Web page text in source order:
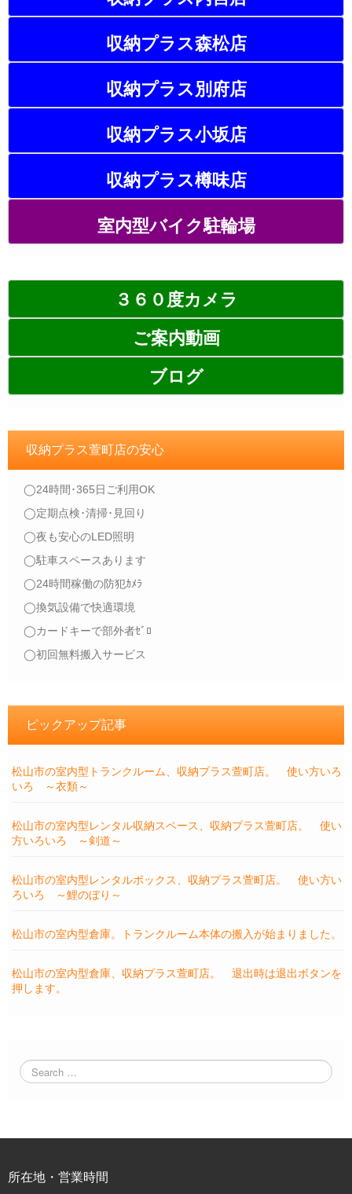
収納プラス森松店
収納プラス別府店
収納プラス小坂店
収納プラス樽味店
室内型バイク駐輪場
３６０度カメラ
ご案内動画
ブログ
収納プラス萱町店の安心
◯24時間･365日ご利用OK
◯定期点検･清掃･見回り
◯夜も安心のLED照明
◯駐車スペースあります
◯24時間稼働の防犯ｶﾒﾗ
◯換気設備で快適環境
◯カードキーで部外者ｾﾞﾛ
◯初回無料搬入サービス
ピックアップ記事
松山市の室内型トランクルーム、収納プラス萱町店。 使い方いろ
いろ ～衣類～
松山市の室内型レンタル収納スペース、収納プラス萱町店。 使い
方いろいろ ～剣道～
松山市の室内型レンタルボックス、収納プラス萱町店。 使い方い
ろいろ ～鯉のぼり～
松山市の室内型倉庫。トランクルーム本体の搬入が始まりました。
松山市の室内型倉庫、収納プラス萱町店。 退出時は退出ボタンを
押します。
所在地・営業時間